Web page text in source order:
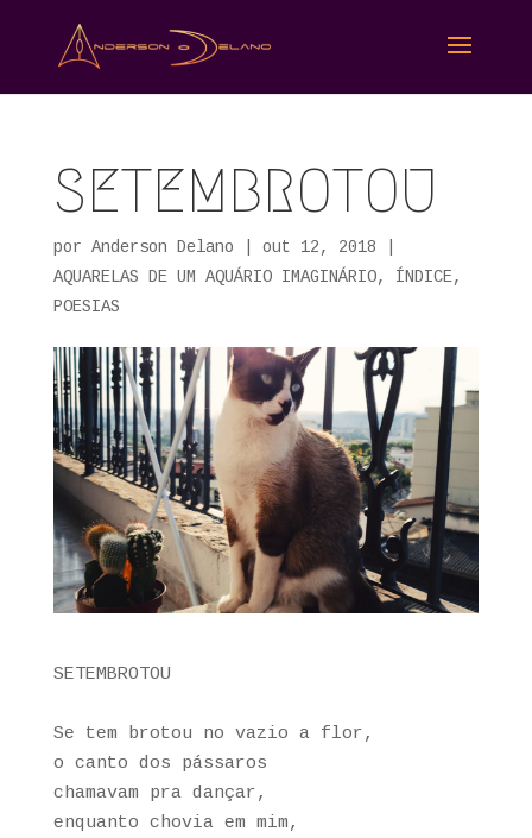
SETEMBROTOU
por Anderson Delano out 12, 2018
AQUARELAS DE UM AQUÁRIO IMAGINÁRIO, ÍNDICE,
POESIAS
SETEMBROTOU
Se tem brotou no vazio a flor,
o canto dos pássaros
chamavam pra dançar,
enquanto chovia em mim,